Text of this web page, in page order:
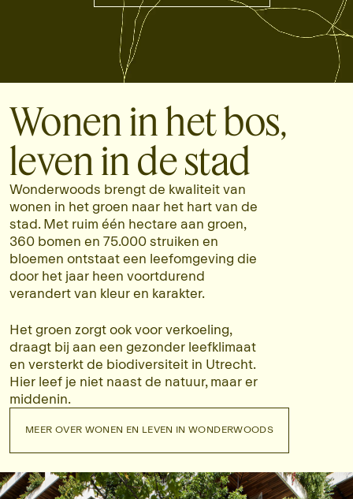
Wonen in het bos,
leven in de stad
Wonderwoods brengt de kwaliteit van
wonen in het groen naar het hart van de
stad. Met ruim één hectare aan groen,
360 bomen en 75.000 struiken en
bloemen ontstaat een leefomgeving die
door het jaar heen voortdurend
verandert van kleur en karakter.
Het groen zorgt ook voor verkoeling,
draagt bij aan een gezonder leefklimaat
en versterkt de biodiversiteit in Utrecht.
Hier leef je niet naast de natuur, maar er
middenin.
MEER OVER WONEN EN LEVEN IN WONDERWOODS